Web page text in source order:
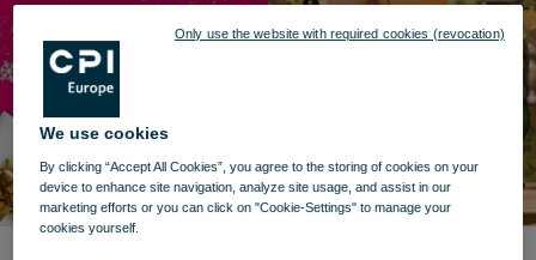
We use cookies
By clicking “Accept All Cookies”, you agree to the storing of cookies on your
device to enhance site navigation, analyze site usage, and assist in our
marketing efforts or you can click on "Cookie-Settings" to manage your
cookies yourself.
Only use the website with required cookies (revocation)